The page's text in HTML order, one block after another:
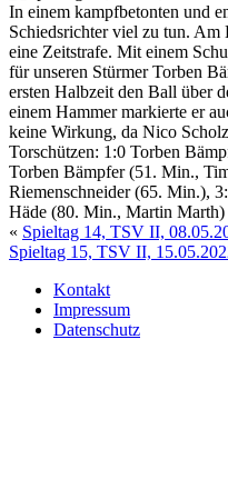
In einem kampfbetonten und
Schiedsrichter viel zu tun. Am
eine Zeitstrafe. Mit einem
für unseren Stürmer Torben
ersten Halbzeit den Ball über
einem Hammer markierte er
keine Wirkung, da Nico
Torschützen: 1:0 Torben
Torben Bämpfer (51. Min.,
Riemenschneider (65. Min.),
Häde (80. Min., Martin Marth)
« Spieltag 14, TSV II,
Spieltag 15, TSV II,
Kontakt
Impressum
Datenschutz